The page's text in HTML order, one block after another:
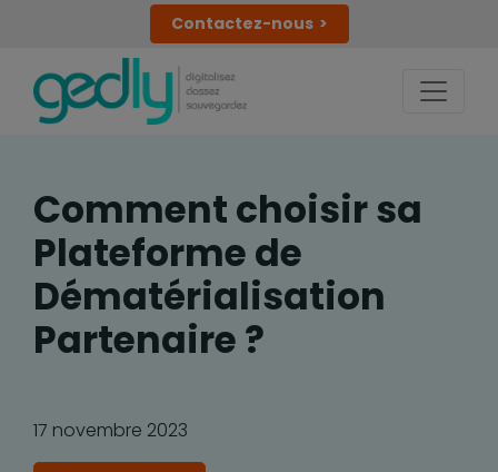
Contactez-nous
Comment choisir sa
Plateforme de
Dématérialisation
Partenaire ?
17 novembre 2023